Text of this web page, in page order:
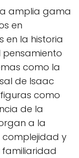
amplia gama
en
en la historia
pensamiento
como la
de Isaac
como
de la
a la
y